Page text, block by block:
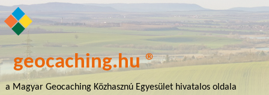
geocaching.hu ®
a Magyar Geocaching Közhasznú Egyesület hivatalos oldala